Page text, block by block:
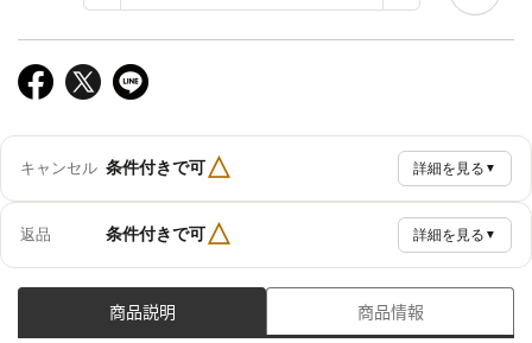
キャンセル 条件付きで可△ 詳細を見る ▼
返品 条件付きで可△ 詳細を見る ▼
商品説明 商品情報